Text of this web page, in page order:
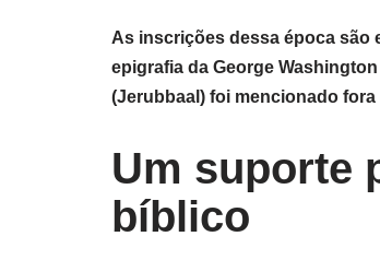
As inscrições dessa época são
epigrafia da George
(Jerubbaal) foi mencionado fora
Um suporte
bíblico